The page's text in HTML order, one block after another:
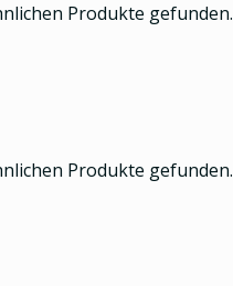
Produkte gefunden.
Produkte gefunden.